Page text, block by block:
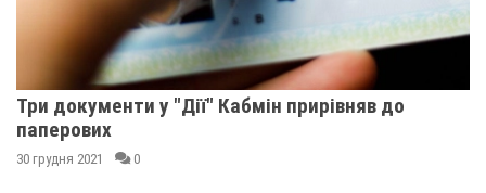
Три документи у "Дії" Кабмін прирівняв до
паперових
30 грудня 2021 0